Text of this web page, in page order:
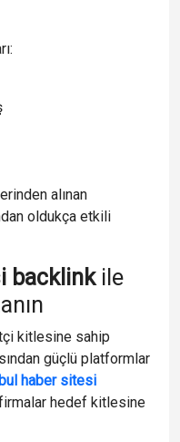
alınan
oldukça etkili
backlinkile
kitlesine sahip
güçlü platformlar
haber sitesi
hedef kitlesine